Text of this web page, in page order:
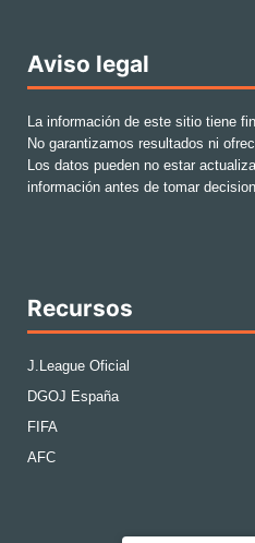
Aviso legal
La información de este sitio tiene
No garantizamos resultados ni
Los datos pueden no estar
información antes de tomar
Recursos
J.League Oficial
DGOJ España
FIFA
AFC